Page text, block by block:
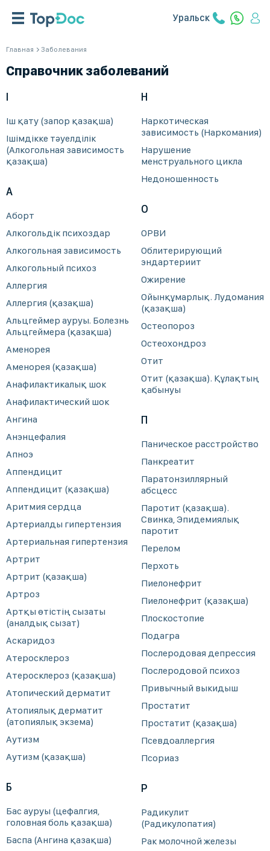
Уральск
Главная Заболевания
Справочник заболеваний
І
Іш қату (запор қазақша)
Ішімдікке тәуелділік
(Алкогольная зависимость
қазақша)
А
Аборт
Алкогольдік психоздар
Алкогольная зависимость
Алкогольный психоз
Аллергия
Аллергия (қазақша)
Альцгеймер ауруы. Болезнь
Альцгеймера (қазақша)
Аменорея
Аменорея (қазақша)
Анафилактикалық шок
Анафилактический шок
Ангина
Анэнцефалия
Апноэ
Аппендицит
Аппендицит (қазақша)
Аритмия сердца
Артериалды гипертензия
Артериальная гипертензия
Артрит
Артрит (қазақша)
Артроз
Артқы өтістің сызаты
(аналдық сызат)
Аскаридоз
Атеросклероз
Атеросклероз (қазақша)
Атопический дерматит
Атопиялық дерматит
(атопиялық экзема)
Аутизм
Аутизм (қазақша)
Б
Бас ауруы (цефалгия,
головная боль қазақша)
Баспа (Ангина қазақша)
Н
Наркотическая
зависимость (Наркомания)
Нарушение
менструального цикла
Недоношенность
О
ОРВИ
Облитерирующий
эндартериит
Ожирение
Ойынқұмарлық. Лудомания
(қазақша)
Остеопороз
Остеохондроз
Отит
Отит (қазақша). Құлақтың
қабынуы
П
Паническое расстройство
Панкреатит
Паратонзиллярный
абсцесс
Паротит (қазақша).
Свинка, Эпидемиялық
паротит
Перелом
Перхоть
Пиелонефрит
Пиелонефрит (қазақша)
Плоскостопие
Подагра
Послеродовая депрессия
Послеродовой психоз
Привычный выкидыш
Простатит
Простатит (қазақша)
Псевдоаллергия
Псориаз
Р
Радикулит
(Радикулопатия)
Рак молочной железы